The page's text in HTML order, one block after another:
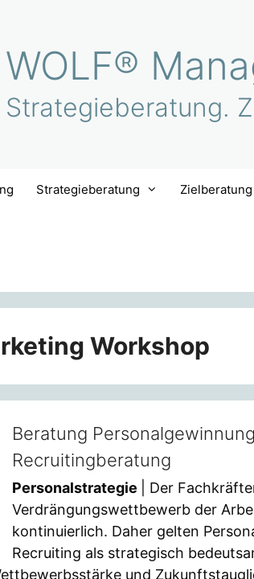
WOLF®
Strategieberatung.
Strategieberatung Zielberatung
Workshop
Beratung
Recruitingberatung
Personalstrategie
| Der
Verdrängungswettbewerb der
kontinuierlich. Daher gelten
Recruiting als strategisch
und